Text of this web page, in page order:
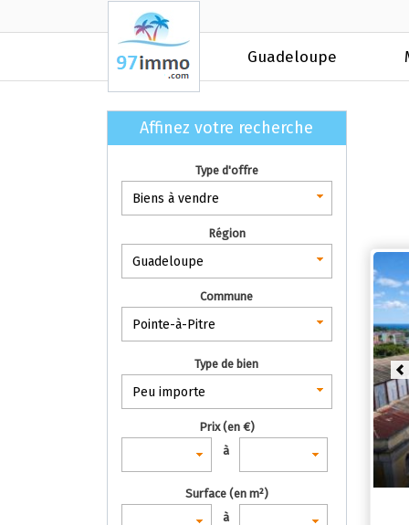
Guadeloupe
Affinez votre recherche
Type d'offre
Biens à vendre
Région
Guadeloupe
Commune
Pointe-à-Pitre
Type de bien
Peu importe
Prix (en €)
à
Surface (en m²)
à